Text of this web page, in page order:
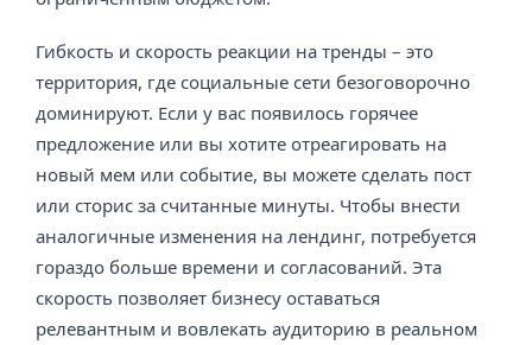
Гибкость и скорость реакции на тренды – это
территория, где социальные сети безоговорочно
доминируют. Если у вас появилось горячее
предложение или вы хотите отреагировать на
новый мем или событие, вы можете сделать пост
или сторис за считанные минуты. Чтобы внести
аналогичные изменения на лендинг, потребуется
гораздо больше времени и согласований. Эта
скорость позволяет бизнесу оставаться
релевантным и вовлекать аудиторию в реальном